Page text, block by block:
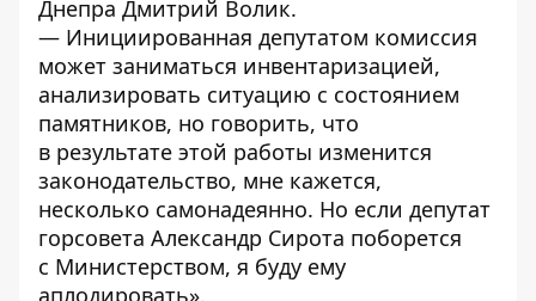
Днепра Дмитрий Волик.
— Инициированная депутатом комиссия
может заниматься инвентаризацией,
анализировать ситуацию с состоянием
памятников, но говорить, что
в результате этой работы изменится
законодательство, мне кажется,
несколько самонадеянно. Но если депутат
горсовета Александр Сирота поборется
с Министерством, я буду ему
аплодировать».